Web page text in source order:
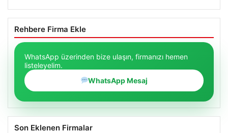
Rehbere Firma Ekle
WhatsApp üzerinden bize ulaşın, firmanızı hemen
listeleyelim.
WhatsApp Mesaj
Son Eklenen Firmalar